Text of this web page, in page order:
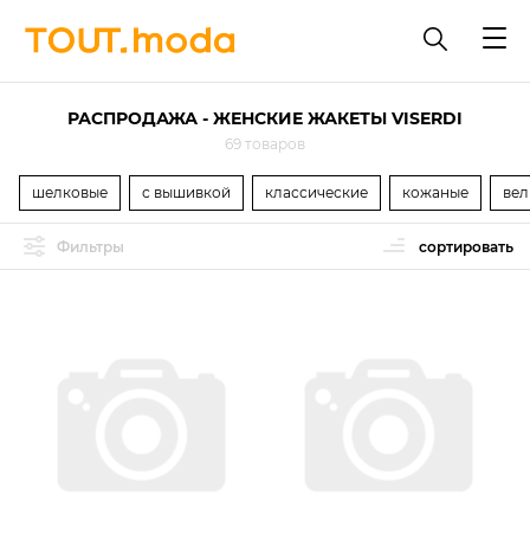
РАСПРОДАЖА - ЖЕНСКИЕ ЖАКЕТЫ VISERDI
69 товаров
шелковые с вышивкой классические кожаные
Фильтры сортировать